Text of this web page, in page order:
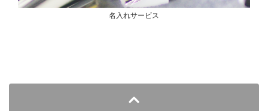
名入れサービス